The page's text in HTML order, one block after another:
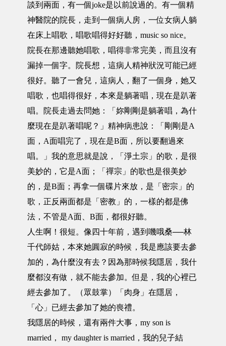
談到兩面，有一個joke是以前說過的。有一個精
神醫院的院長，走到一個病人房，一位女病人躺
在床上唱歌，唱歌唱得好好聽，music so nice。
院長在那邊聽她唱歌，唱得非常完美，而且沒有
漏掉一個字。院長想，這病人精神狀況可能已經
很好。聽了一會兒，這病人，翻了一個身，她又
唱歌，也唱得很好，本來是躺著唱，現在是趴著
唱。院長走過去問她：「妳剛剛是躺著唱，為什
麼現在是趴著唱呢？」精神病患說：「剛剛是A
面，A面唱完了，現在是B面，所以要翻過來
唱。」我的意思就是說，「淨土宗」的歌，是很
美妙的，它是A面；「禪宗」的歌也是很美妙
的，是B面；再拿一個碟片來放，是「密宗」的
歌，正反兩面都是「密教」的，一樣的都是佛
法，不管是A面、B面，都很好聽。
人生啊！很短。像四十年前，遇到嘰哦桑──林
千代師姑，本來她圓寂的時候，我是應該要去參
加的，為什麼沒有去？因為那時候我隱居，我什
麼都沒有做，就不能去參加。但是，我的心裡已
經去參加了。（眾鼓掌）「肉身」在隱居，
「心」已經去參加了她的喪禮。
我隱居的時候，還有兩件大事，my son is
married， my daughter is married，我的兒子結